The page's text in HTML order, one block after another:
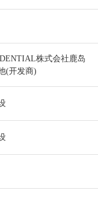
株式会社鹿岛
(开发商)